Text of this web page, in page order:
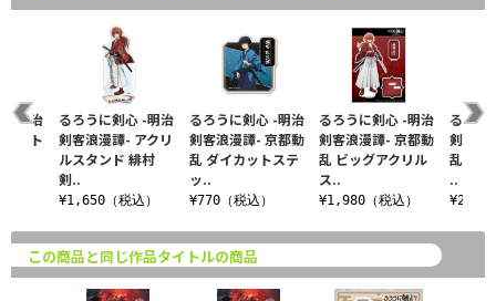
るろうに剣心 -明治
剣客浪漫譚- 京都動
乱 ダイカットステ
ッ..
¥770（税込）
るろうに剣心 -明治
剣客浪漫譚- 京都動
乱 ビッグアクリル
ス..
¥1,980（税込）
るろう
剣客浪
乱 ア
..
¥2,200
-明治
ート
るろうに剣心 -明治
剣客浪漫譚- アクリ
ルスタンド 緋村
剣..
¥1,650（税込）
この商品と同じ作品タイトルの商品